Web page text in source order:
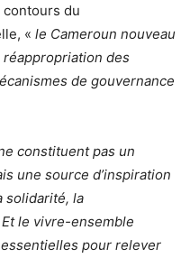
du
« le Cameroun nouveau
des
de gouvernance
constituent pas un
une source d’inspiration
solidarité, la
le vivre-ensemble
pour relever